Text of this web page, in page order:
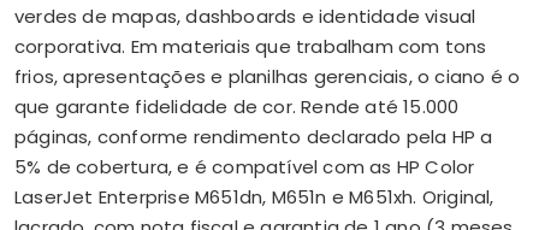
verdes de mapas, dashboards e identidade visual
corporativa. Em materiais que trabalham com tons
frios, apresentações e planilhas gerenciais, o ciano é o
que garante fidelidade de cor. Rende até 15.000
páginas, conforme rendimento declarado pela HP a
5% de cobertura, e é compatível com as HP Color
LaserJet Enterprise M651dn, M651n e M651xh. Original,